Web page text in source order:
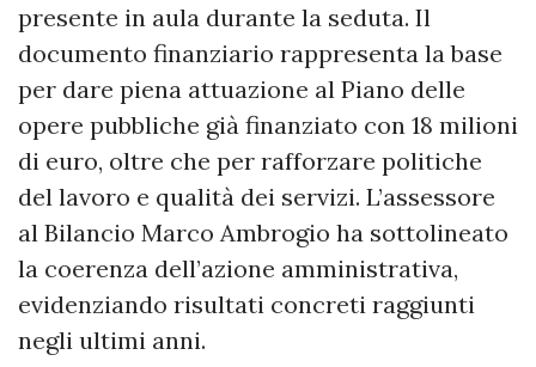
presente in aula durante la seduta. Il
documento finanziario rappresenta la base
per dare piena attuazione al Piano delle
opere pubbliche già finanziato con 18 milioni
di euro, oltre che per rafforzare politiche
del lavoro e qualità dei servizi. L’assessore
al Bilancio Marco Ambrogio ha sottolineato
la coerenza dell’azione amministrativa,
evidenziando risultati concreti raggiunti
negli ultimi anni.